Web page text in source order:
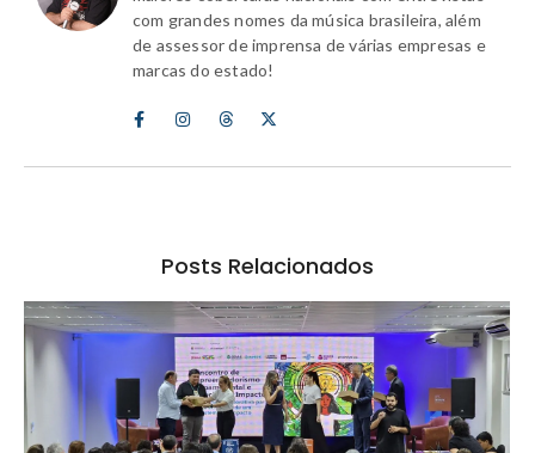
com grandes nomes da música brasileira, além
de assessor de imprensa de várias empresas e
marcas do estado!
Posts Relacionados